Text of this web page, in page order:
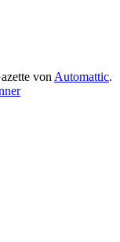
von Automattic.